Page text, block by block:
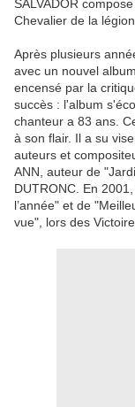
SALVADOR
Chevalier de la
Après plusieurs
avec un nouvel
encensé par la
succès : l'album
chanteur a 83 ans.
à son flair. Il a su
auteurs et
ANN, auteur de
DUTRONC. En
l’année" et de
vue", lors des